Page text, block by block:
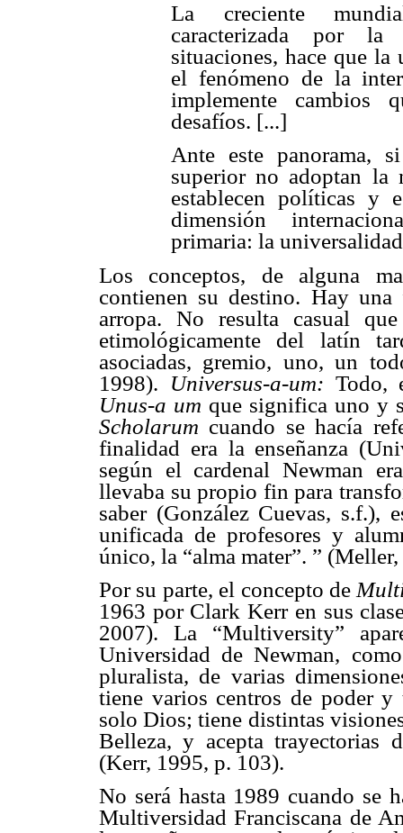
La creciente
caracterizada por
situaciones, hace que
el fenómeno de la
implemente cambios
desafíos. [...]
Ante este panorama,
superior no adoptan la
establecen políticas y
dimensión
primaria: la
Los conceptos, de alguna
contienen su destino. Hay
arropa. No resulta casual
etimológicamente del latín
asociadas, gremio, uno, un
1998). Universus-a-um: Todo,
Unus-a um que significa uno y
Scholarum cuando se hacía
finalidad era la enseñanza
según el cardenal Newman
llevaba su propio fin para
saber (González Cuevas, s.f.),
unificada de profesores y
único, la “alma mater”. ”
Por su parte, el concepto de
1963 por Clark Kerr en sus
2007). La “Multiversity”
Universidad de Newman,
pluralista, de varias
tiene varios centros de poder
solo Dios; tiene distintas
Belleza, y acepta trayectorias
(Kerr, 1995, p. 103).
No será hasta 1989 cuando se
Multiversidad Franciscana de